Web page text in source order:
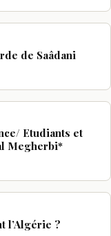
de Saâdani
Etudiants et
Megherbi*
l’Algérie ?